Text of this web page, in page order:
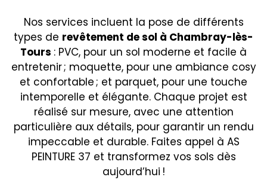
Nos services incluent la pose de différents
types de revêtement de sol à Chambray-lès-
Tours : PVC, pour un sol moderne et facile à
entretenir ; moquette, pour une ambiance cosy
et confortable ; et parquet, pour une touche
intemporelle et élégante. Chaque projet est
réalisé sur mesure, avec une attention
particulière aux détails, pour garantir un rendu
impeccable et durable. Faites appel à AS
PEINTURE 37 et transformez vos sols dès
aujourd’hui !